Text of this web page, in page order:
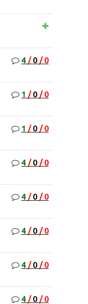
4 / 0 / 0
1 / 0 / 0
1 / 0 / 0
4 / 0 / 0
4 / 0 / 0
4 / 0 / 0
4 / 0 / 0
4 / 0 / 0